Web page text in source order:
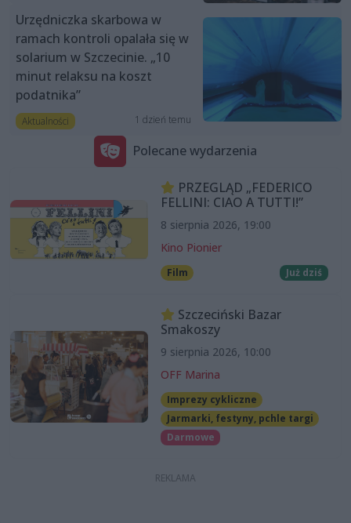
Urzędniczka skarbowa w
ramach kontroli opalała się w
solarium w Szczecinie. „10
minut relaksu na koszt
podatnika”
Aktualności 1 dzień temu
Polecane wydarzenia
PRZEGLĄD „FEDERICO
FELLINI: CIAO A TUTTI!”
8 sierpnia 2026, 19:00
Kino Pionier
Film Już dziś
Szczeciński Bazar
Smakoszy
9 sierpnia 2026, 10:00
OFF Marina
Imprezy cykliczne
Jarmarki, festyny, pchle targi
Darmowe